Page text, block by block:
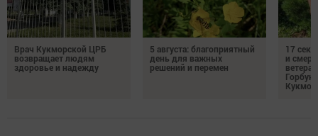
Врач Кукморской ЦРБ
возвращает людям
здоровье и надежду
5 августа: благоприятный
день для важных
решений и перемен
17
и